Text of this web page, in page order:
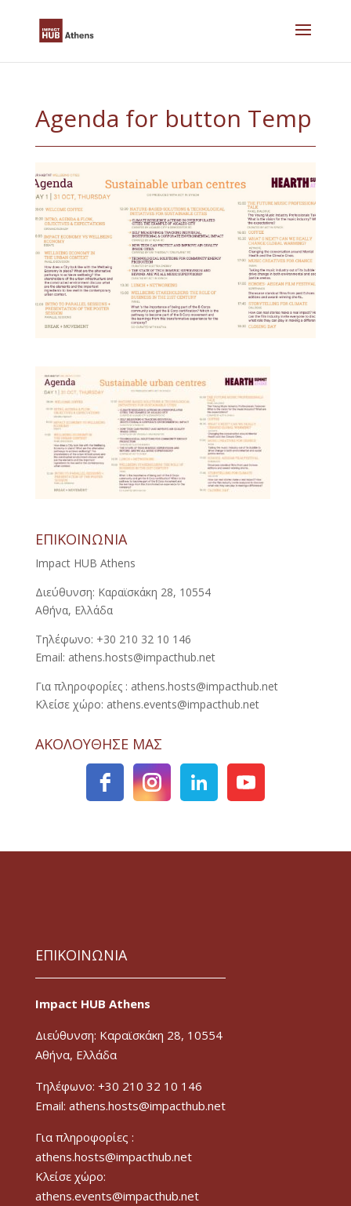
Agenda for button Temp
ΕΠΙΚΟΙΝΩΝΙΑ
Impact HUB Athens
Διεύθυνση: Καραϊσκάκη 28, 10554
Αθήνα, Ελλάδα
Τηλέφωνο: +30 210 32 10 146
Email: athens.hosts@impacthub.net
Για πληροφορίες : athens.hosts@impacthub.net
Κλείσε χώρο: athens.events@impacthub.net
ΑΚΟΛΟΥΘΗΣΕ ΜΑΣ
ΕΠΙΚΟΙΝΩΝΙΑ
Impact HUB Athens
Διεύθυνση: Καραϊσκάκη 28, 10554
Αθήνα, Ελλάδα
Τηλέφωνο: +30 210 32 10 146
Email: athens.hosts@impacthub.net
Για πληροφορίες :
athens.hosts@impacthub.net
Κλείσε χώρο:
athens.events@impacthub.net